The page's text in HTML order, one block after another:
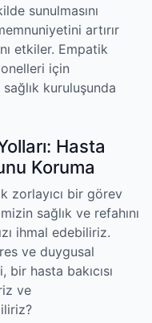
sunulmasını
artırır
etkiler. Empatik
için
kuruluşunda
Hasta
Koruma
zorlayıcı bir görev
sağlık ve refahını
ihmal edebiliriz.
ve duygusal
hasta bakıcısı
ve